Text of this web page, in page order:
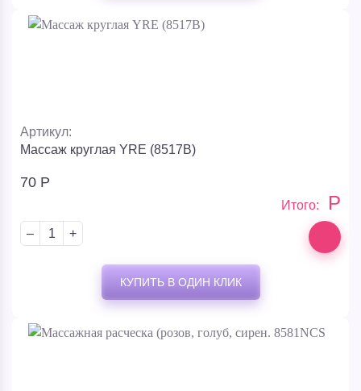
Артикул:
Массаж круглая YRE (8517B)
70 Р
Итого: Р
– +
КУПИТЬ В ОДИН КЛИК